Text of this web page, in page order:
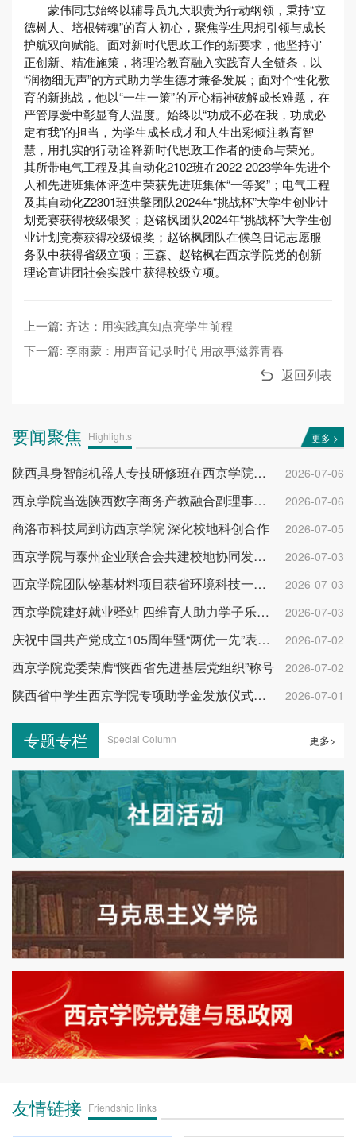
蒙伟同志始终以辅导员九大职责为行动纲领，秉持“立
德树人、培根铸魂”的育人初心，聚焦学生思想引领与成长
护航双向赋能。面对新时代思政工作的新要求，他坚持守
正创新、精准施策，将理论教育融入实践育人全链条，以
“润物细无声”的方式助力学生德才兼备发展；面对个性化教
育的新挑战，他以“一生一策”的匠心精神破解成长难题，在
严管厚爱中彰显育人温度。始终以“功成不必在我，功成必
定有我”的担当，为学生成长成才和人生出彩倾注教育智
慧，用扎实的行动诠释新时代思政工作者的使命与荣光。
其所带电气工程及其自动化2102班在2022-2023学年先进个
人和先进班集体评选中荣获先进班集体“一等奖”；电气工程
及其自动化Z2301班洪擎团队2024年“挑战杯”大学生创业计
划竞赛获得校级银奖；赵铭枫团队2024年“挑战杯”大学生创
业计划竞赛获得校级银奖；赵铭枫团队在候鸟日记志愿服
务队中获得省级立项；王森、赵铭枫在西京学院党的创新
理论宣讲团社会实践中获得校级立项。
上一篇: 齐达：用实践真知点亮学生前程
下一篇: 李雨蒙：用声音记录时代 用故事滋养青春
返回列表
要闻聚焦 Highlights 更多 >
陕西具身智能机器人专技研修班在西京学院开班 2026-07-06
西京学院当选陕西数字商务产教融合副理事长单位 2026-07-06
商洛市科技局到访西京学院 深化校地科创合作 2026-07-05
西京学院与泰州企业联合会共建校地协同发展平台 2026-07-03
西京学院团队铋基材料项目获省环境科技一等奖 2026-07-03
西京学院建好就业驿站 四维育人助力学子乐业成才 2026-07-03
庆祝中国共产党成立105周年暨“两优一先”表彰大会举行 2026-07-02
西京学院党委荣膺“陕西省先进基层党组织”称号 2026-07-02
陕西省中学生西京学院专项助学金发放仪式举行 2026-07-01
专题专栏 Special Column 更多>
友情链接 Friendship links